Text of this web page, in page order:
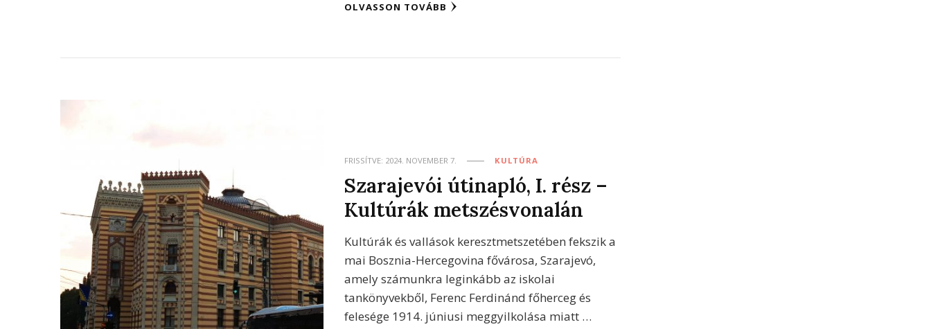
OLVASSON TOVÁBB
FRISSÍTVE: 2024. NOVEMBER 7. KULTÚRA
Szarajevói útinapló, I. rész –
Kultúrák metszésvonalán
Kultúrák és vallások keresztmetszetében fekszik a
mai Bosznia-Hercegovina fővárosa, Szarajevó,
amely számunkra leginkább az iskolai
tankönyvekből, Ferenc Ferdinánd főherceg és
felesége 1914. júniusi meggyilkolása miatt …